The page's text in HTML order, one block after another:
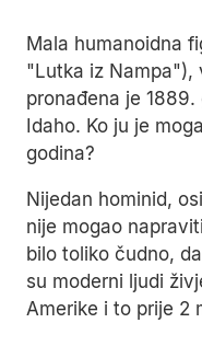
Mala humanoidna
"Lutka iz Nampa"),
pronađena je
Idaho. Ko ju je
godina?
Nijedan hominid,
nije mogao
bilo toliko čudno,
su moderni ljudi
Amerike i to prije 2